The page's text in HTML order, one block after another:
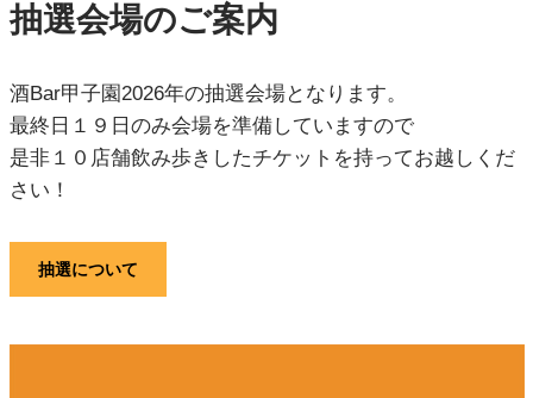
抽選会場のご案内
酒Bar甲子園2026年の抽選会場となります。
最終日１９日のみ会場を準備していますので
是非１０店舗飲み歩きしたチケットを持ってお越しくだ
さい！
抽選について